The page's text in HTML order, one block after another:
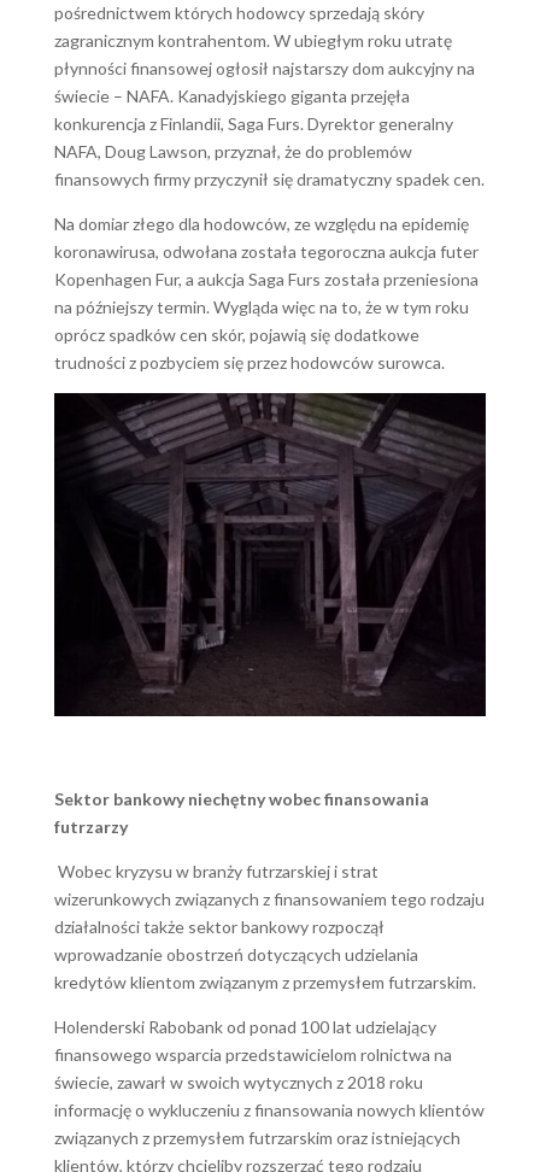
pośrednictwem których hodowcy sprzedają skóry
zagranicznym kontrahentom. W ubiegłym roku utratę
płynności finansowej ogłosił najstarszy dom aukcyjny na
świecie – NAFA. Kanadyjskiego giganta przejęła
konkurencja z Finlandii, Saga Furs. Dyrektor generalny
NAFA, Doug Lawson, przyznał, że do problemów
finansowych firmy przyczynił się dramatyczny spadek cen.
Na domiar złego dla hodowców, ze względu na epidemię
koronawirusa, odwołana została tegoroczna aukcja futer
Kopenhagen Fur, a aukcja Saga Furs została przeniesiona
na późniejszy termin. Wygląda więc na to, że w tym roku
oprócz spadków cen skór, pojawią się dodatkowe
trudności z pozbyciem się przez hodowców surowca.
Sektor bankowy niechętny wobec finansowania
futrzarzy
Wobec kryzysu w branży futrzarskiej i strat
wizerunkowych związanych z finansowaniem tego rodzaju
działalności także sektor bankowy rozpoczął
wprowadzanie obostrzeń dotyczących udzielania
kredytów klientom związanym z przemysłem futrzarskim.
Holenderski Rabobank od ponad 100 lat udzielający
finansowego wsparcia przedstawicielom rolnictwa na
świecie, zawarł w swoich wytycznych z 2018 roku
informację o wykluczeniu z finansowania nowych klientów
związanych z przemysłem futrzarskim oraz istniejących
klientów, którzy chcieliby rozszerzać tego rodzaju